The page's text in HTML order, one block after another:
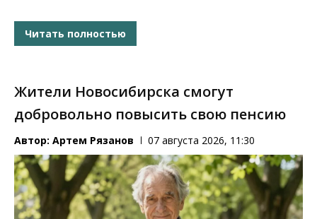
Читать полностью
Жители Новосибирска смогут
добровольно повысить свою пенсию
Автор: Артем Рязанов 07 августа 2026, 11:30